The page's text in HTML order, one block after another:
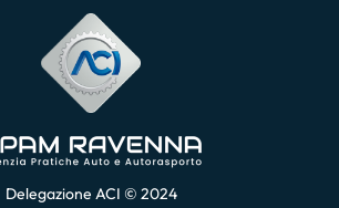
Delegazione ACI © 2024